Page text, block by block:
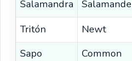
Salamandra
Tritón Newt
Sapo
Common